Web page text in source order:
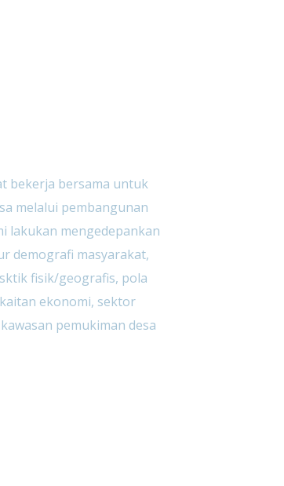
bekerja bersama untuk
melalui pembangunan
lakukan mengedepankan
demografi masyarakat,
fisik/geografis, pola
ekonomi, sektor
pemukiman desa